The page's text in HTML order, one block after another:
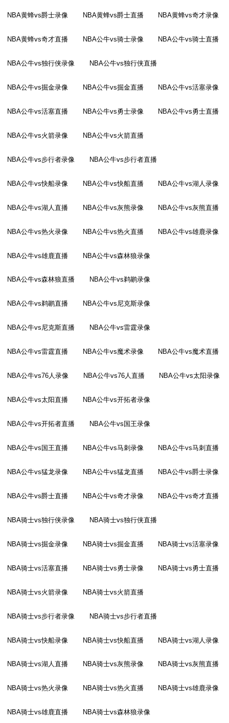
NBA黄蜂vs爵士录像 NBA黄蜂vs爵士直播 NBA黄蜂vs奇才录像
NBA黄蜂vs奇才直播 NBA公牛vs骑士录像 NBA公牛vs骑士直播
NBA公牛vs独行侠录像 NBA公牛vs独行侠直播
NBA公牛vs掘金录像 NBA公牛vs掘金直播 NBA公牛vs活塞录像
NBA公牛vs活塞直播 NBA公牛vs勇士录像 NBA公牛vs勇士直播
NBA公牛vs火箭录像 NBA公牛vs火箭直播
NBA公牛vs步行者录像 NBA公牛vs步行者直播
NBA公牛vs快船录像 NBA公牛vs快船直播 NBA公牛vs湖人录像
NBA公牛vs湖人直播 NBA公牛vs灰熊录像 NBA公牛vs灰熊直播
NBA公牛vs热火录像 NBA公牛vs热火直播 NBA公牛vs雄鹿录像
NBA公牛vs雄鹿直播 NBA公牛vs森林狼录像
NBA公牛vs森林狼直播 NBA公牛vs鹈鹕录像
NBA公牛vs鹈鹕直播 NBA公牛vs尼克斯录像
NBA公牛vs尼克斯直播 NBA公牛vs雷霆录像
NBA公牛vs雷霆直播 NBA公牛vs魔术录像 NBA公牛vs魔术直播
NBA公牛vs76人录像 NBA公牛vs76人直播 NBA公牛vs太阳录像
NBA公牛vs太阳直播 NBA公牛vs开拓者录像
NBA公牛vs开拓者直播 NBA公牛vs国王录像
NBA公牛vs国王直播 NBA公牛vs马刺录像 NBA公牛vs马刺直播
NBA公牛vs猛龙录像 NBA公牛vs猛龙直播 NBA公牛vs爵士录像
NBA公牛vs爵士直播 NBA公牛vs奇才录像 NBA公牛vs奇才直播
NBA骑士vs独行侠录像 NBA骑士vs独行侠直播
NBA骑士vs掘金录像 NBA骑士vs掘金直播 NBA骑士vs活塞录像
NBA骑士vs活塞直播 NBA骑士vs勇士录像 NBA骑士vs勇士直播
NBA骑士vs火箭录像 NBA骑士vs火箭直播
NBA骑士vs步行者录像 NBA骑士vs步行者直播
NBA骑士vs快船录像 NBA骑士vs快船直播 NBA骑士vs湖人录像
NBA骑士vs湖人直播 NBA骑士vs灰熊录像 NBA骑士vs灰熊直播
NBA骑士vs热火录像 NBA骑士vs热火直播 NBA骑士vs雄鹿录像
NBA骑士vs雄鹿直播 NBA骑士vs森林狼录像